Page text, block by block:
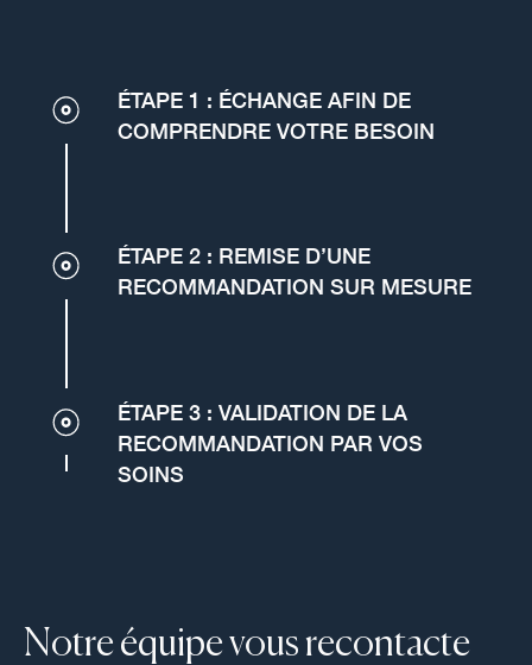
ÉTAPE 1 : ÉCHANGE AFIN DE
COMPRENDRE VOTRE BESOIN
ÉTAPE 2 : REMISE D’UNE
RECOMMANDATION SUR MESURE
ÉTAPE 3 : VALIDATION DE LA
RECOMMANDATION PAR VOS
SOINS
Notre équipe vous recontacte